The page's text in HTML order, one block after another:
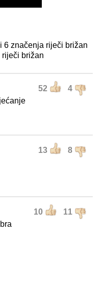
6 značenja riječi brižan
riječi brižan
52 4
13 8
10 11